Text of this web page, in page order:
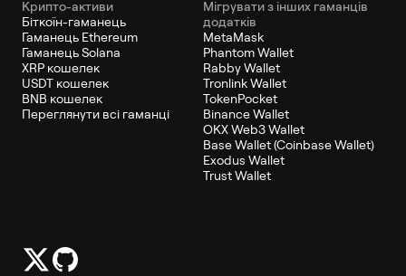
Крипто-активи
Біткоїн-гаманець
Гаманець Ethereum
Гаманець Solana
XRP кошелек
USDT кошелек
BNB кошелек
Переглянути всі гаманці
Мігрувати з інших гаманців
додатків
MetaMask
Phantom Wallet
Rabby Wallet
Tronlink Wallet
TokenPocket
Binance Wallet
OKX Web3 Wallet
Base Wallet (Coinbase Wallet)
Exodus Wallet
Trust Wallet